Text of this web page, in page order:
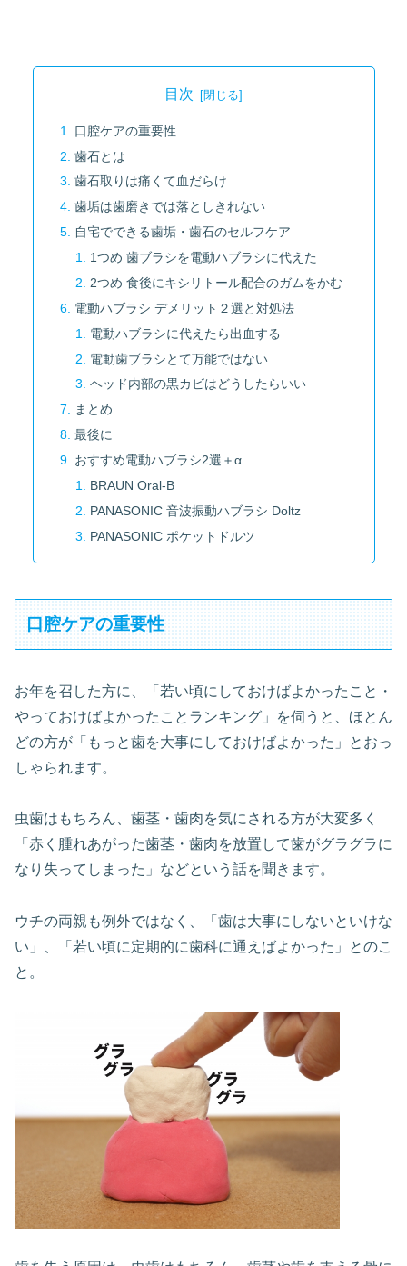
目次
口腔ケアの重要性
歯石とは
歯石取りは痛くて血だらけ
歯垢は歯磨きでは落としきれない
自宅でできる歯垢・歯石のセルフケア
1つめ 歯ブラシを電動ハブラシに代えた
2つめ 食後にキシリトール配合のガムをかむ
電動ハブラシ デメリット２選と対処法
電動ハブラシに代えたら出血する
電動歯ブラシとて万能ではない
ヘッド内部の黒カビはどうしたらいい
まとめ
最後に
おすすめ電動ハブラシ2選＋α
BRAUN Oral-B
PANASONIC 音波振動ハブラシ Doltz
PANASONIC ポケットドルツ
口腔ケアの重要性
お年を召した方に、「若い頃にしておけばよかったこと・
やっておけばよかったことランキング」を伺うと、ほとん
どの方が「もっと歯を大事にしておけばよかった」とおっ
しゃられます。
虫歯はもちろん、歯茎・歯肉を気にされる方が大変多く
「赤く腫れあがった歯茎・歯肉を放置して歯がグラグラに
なり失ってしまった」などという話を聞きます。
ウチの両親も例外ではなく、「歯は大事にしないといけな
い」、「若い頃に定期的に歯科に通えばよかった」とのこ
と。